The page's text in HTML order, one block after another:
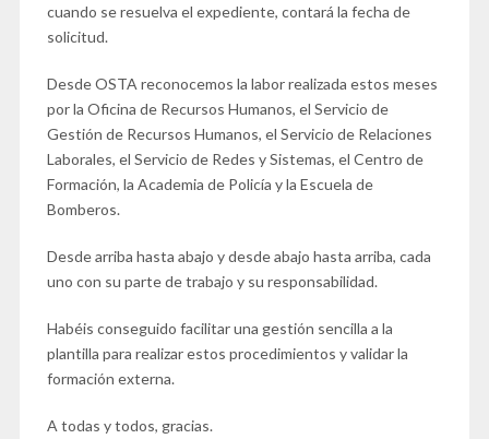
cuando se resuelva el expediente, contará la fecha de
solicitud.
Desde OSTA reconocemos la labor realizada estos meses
por la Oficina de Recursos Humanos, el Servicio de
Gestión de Recursos Humanos, el Servicio de Relaciones
Laborales, el Servicio de Redes y Sistemas, el Centro de
Formación, la Academia de Policía y la Escuela de
Bomberos.
Desde arriba hasta abajo y desde abajo hasta arriba, cada
uno con su parte de trabajo y su responsabilidad.
Habéis conseguido facilitar una gestión sencilla a la
plantilla para realizar estos procedimientos y validar la
formación externa.
A todas y todos, gracias.